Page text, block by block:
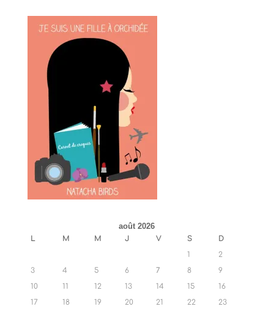
août 2026
L M M J V S
D
1
2
3
4 5 6 7 8
9
10
11 12 13 14 15
16
17
18 19 20 21 22
23